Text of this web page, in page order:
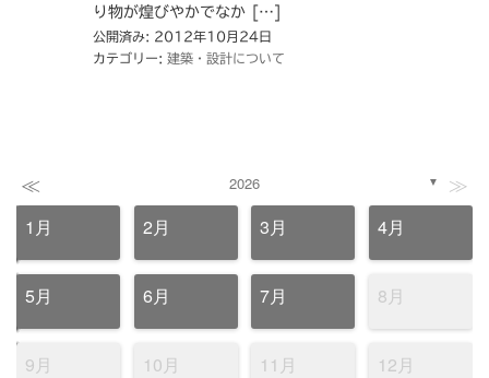
り物が煌びやかでなか […]
公開済み: 2012年10月24日
カテゴリー: 建築・設計について
≪ 2026 ▼ ≫
1月 2月 3月 4月
5月 6月 7月 8月
9月 10月 11月 12月